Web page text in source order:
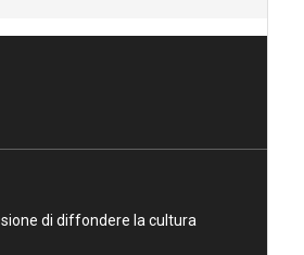
di diffondere la cultura